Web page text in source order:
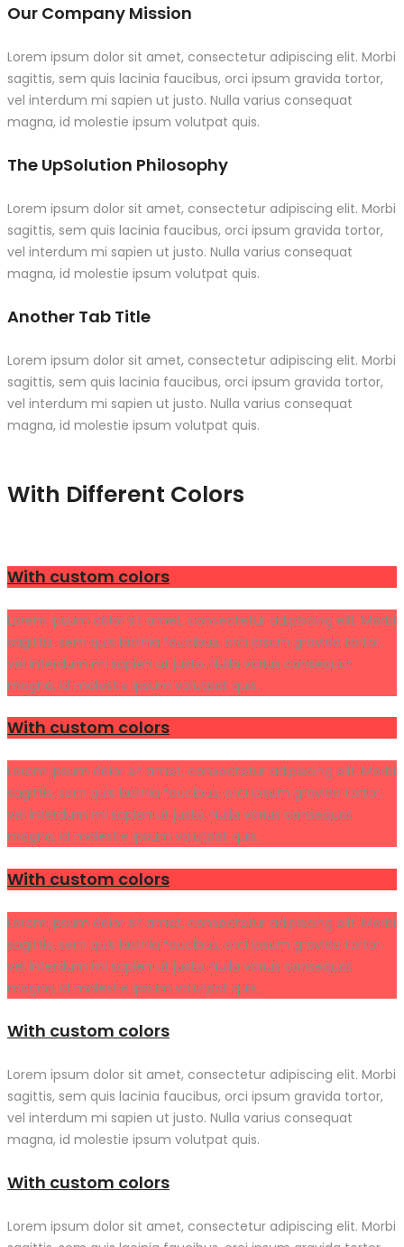
Our Company Mission
Lorem ipsum dolor sit amet, consectetur adipiscing elit. Morbi
sagittis, sem quis lacinia faucibus, orci ipsum gravida tortor,
vel interdum mi sapien ut justo. Nulla varius consequat
magna, id molestie ipsum volutpat quis.
The UpSolution Philosophy
Lorem ipsum dolor sit amet, consectetur adipiscing elit. Morbi
sagittis, sem quis lacinia faucibus, orci ipsum gravida tortor,
vel interdum mi sapien ut justo. Nulla varius consequat
magna, id molestie ipsum volutpat quis.
Another Tab Title
Lorem ipsum dolor sit amet, consectetur adipiscing elit. Morbi
sagittis, sem quis lacinia faucibus, orci ipsum gravida tortor,
vel interdum mi sapien ut justo. Nulla varius consequat
magna, id molestie ipsum volutpat quis.
With Different Colors
With custom colors
Lorem ipsum dolor sit amet, consectetur adipiscing elit. Morbi
sagittis, sem quis lacinia faucibus, orci ipsum gravida tortor,
vel interdum mi sapien ut justo. Nulla varius consequat
magna, id molestie ipsum volutpat quis.
With custom colors
Lorem ipsum dolor sit amet, consectetur adipiscing elit. Morbi
sagittis, sem quis lacinia faucibus, orci ipsum gravida tortor,
vel interdum mi sapien ut justo. Nulla varius consequat
magna, id molestie ipsum volutpat quis.
With custom colors
Lorem ipsum dolor sit amet, consectetur adipiscing elit. Morbi
sagittis, sem quis lacinia faucibus, orci ipsum gravida tortor,
vel interdum mi sapien ut justo. Nulla varius consequat
magna, id molestie ipsum volutpat quis.
With custom colors
Lorem ipsum dolor sit amet, consectetur adipiscing elit. Morbi
sagittis, sem quis lacinia faucibus, orci ipsum gravida tortor,
vel interdum mi sapien ut justo. Nulla varius consequat
magna, id molestie ipsum volutpat quis.
With custom colors
Lorem ipsum dolor sit amet, consectetur adipiscing elit. Morbi